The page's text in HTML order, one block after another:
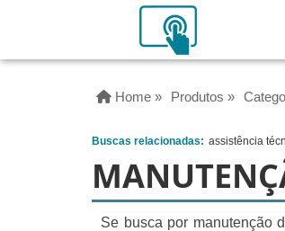
Home » Produtos »
Buscas relacionadas: assistência
Se busca por manutenção